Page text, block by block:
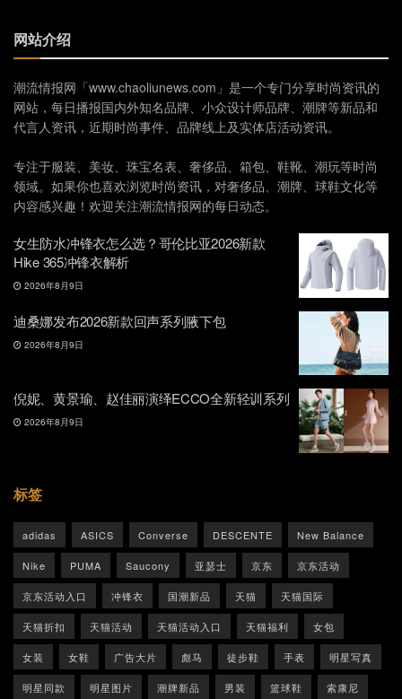
网站介绍
潮流情报网「www.chaoliunews.com」是一个专门分享时尚资讯的
网站，每日播报国内外知名品牌、小众设计师品牌、潮牌等新品和
代言人资讯，近期时尚事件、品牌线上及实体店活动资讯。
专注于服装、美妆、珠宝名表、奢侈品、箱包、鞋靴、潮玩等时尚
领域。如果你也喜欢浏览时尚资讯，对奢侈品、潮牌、球鞋文化等
内容感兴趣！欢迎关注潮流情报网的每日动态。
女生防水冲锋衣怎么选？哥伦比亚2026新款
Hike 365冲锋衣解析
2026年8月9日
迪桑娜发布2026新款回声系列腋下包
2026年8月9日
倪妮、黄景瑜、赵佳丽演绎ECCO全新轻训系列
2026年8月9日
标签
adidas ASICS Converse DESCENTE New Balance
Nike PUMA Saucony 亚瑟士 京东 京东活动
京东活动入口 冲锋衣 国潮新品 天猫 天猫国际
天猫折扣 天猫活动 天猫活动入口 天猫福利 女包
女装 女鞋 广告大片 彪马 徒步鞋 手表 明星写真
明星同款 明星图片 潮牌新品 男装 篮球鞋 索康尼